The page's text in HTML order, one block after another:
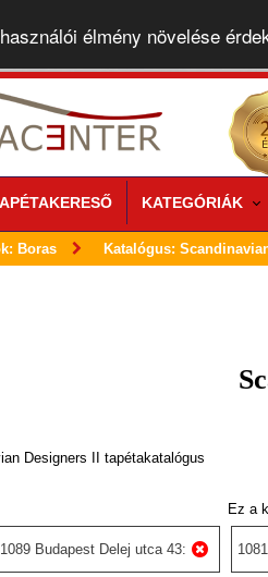
élmény növelése
KATEGÓRIÁK
Boras Katalógus:
Designers II tapétakatalógus
Ez a
1089 Budapest Delej utca 43: